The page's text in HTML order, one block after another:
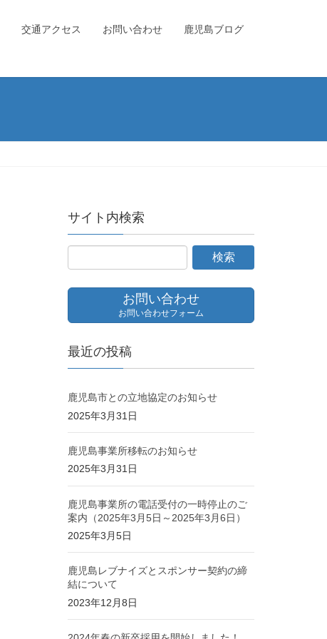
交通アクセス お問い合わせ 鹿児島ブログ
サイト内検索
お問い合わせ
お問い合わせフォーム
最近の投稿
鹿児島市との立地協定のお知らせ
2025年3月31日
鹿児島事業所移転のお知らせ
2025年3月31日
鹿児島事業所の電話受付の一時停止のご
案内（2025年3月5日～2025年3月6日）
2025年3月5日
鹿児島レブナイズとスポンサー契約の締
結について
2023年12月8日